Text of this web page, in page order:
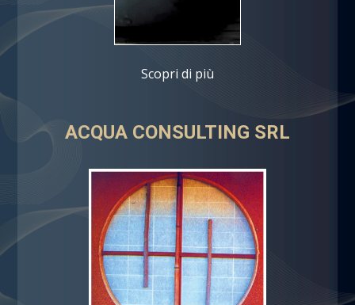
Scopri di più
ACQUA CONSULTING SRL